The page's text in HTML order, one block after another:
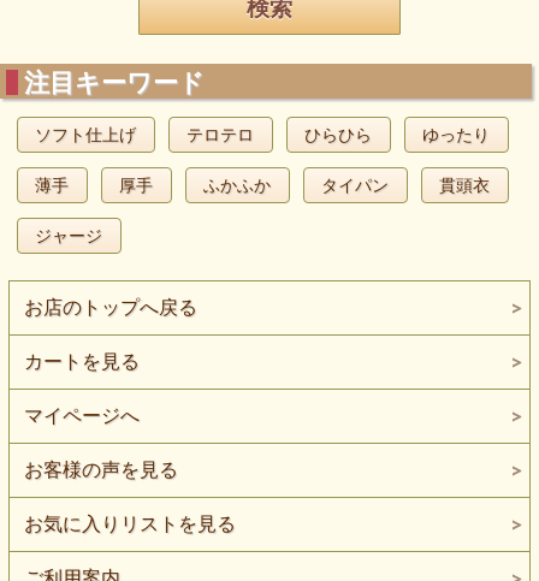
注目キーワード
ソフト仕上げ テロテロ ひらひら ゆったり
薄手 厚手 ふかふか タイパン 貫頭衣
ジャージ
お店のトップへ戻る
カートを見る
マイページへ
お客様の声を見る
お気に入りリストを見る